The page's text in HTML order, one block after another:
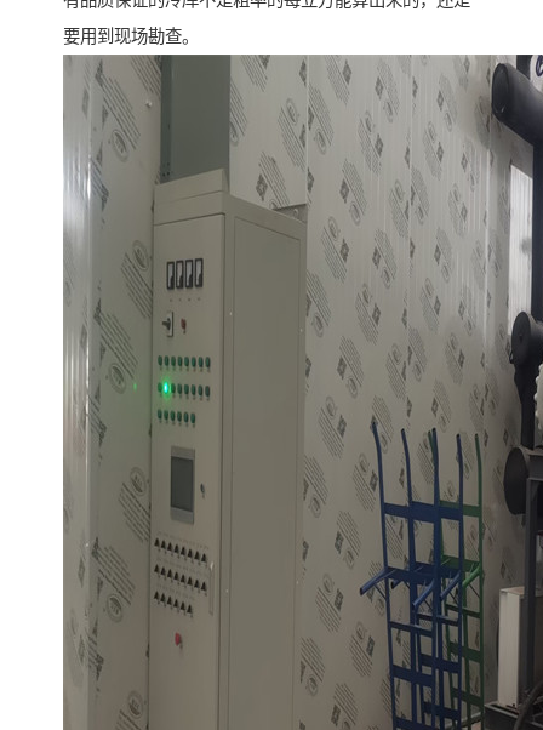
要用到现场勘查。